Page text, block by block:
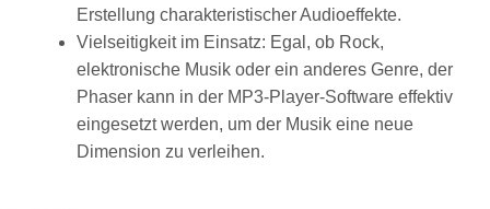
Erstellung charakteristischer Audioeffekte.
Vielseitigkeit im Einsatz: Egal, ob Rock,
elektronische Musik oder ein anderes Genre, der
Phaser kann in der MP3-Player-Software effektiv
eingesetzt werden, um der Musik eine neue
Dimension zu verleihen.